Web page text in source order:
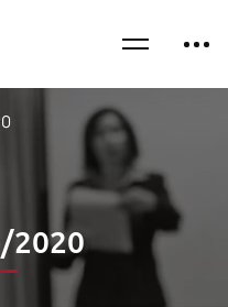
2020